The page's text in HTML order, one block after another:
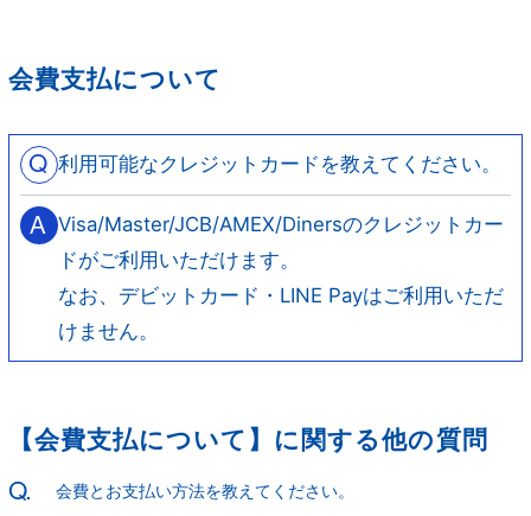
TOP NEWS
PHY
PHOTO
会費支払について
Q 利用可能なクレジットカードを教えてください。
A Visa/Master/JCB/AMEX/Dinersのクレジットカー
ドがご利用いただけます。
なお、デビットカード・LINE Payはご利用いただ
けません。
【会費支払について】に関する他の質問
Q. 会費とお支払い方法を教えてください。